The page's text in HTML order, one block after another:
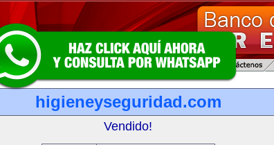
higieneyseguridad.com
Vendido!